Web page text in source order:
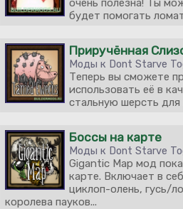
очень полезна! Ты
будет помогать
Приручённая
Моды к Dont Starve
Теперь вы сможете
использовать её в
стальную шерсть для
Боссы на карте
Моды к Dont Starve
Gigantic Map мод
карте. Включает в
циклоп-олень, гусь/
королева пауков...